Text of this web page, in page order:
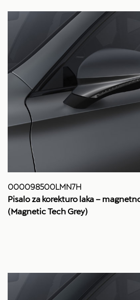
000098500LMN7H
Pisalo za korekturo laka –
(Magnetic Tech Grey)